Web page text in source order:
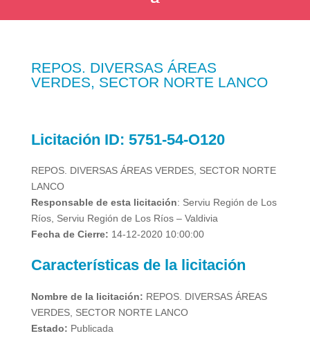
REPOS. DIVERSAS ÁREAS
VERDES, SECTOR NORTE LANCO
Licitación ID: 5751-54-O120
REPOS. DIVERSAS ÁREAS VERDES, SECTOR NORTE
LANCO
Responsable de esta licitación: Serviu Región de Los
Ríos, Serviu Región de Los Ríos – Valdivia
Fecha de Cierre: 14-12-2020 10:00:00
Características de la licitación
Nombre de la licitación: REPOS. DIVERSAS ÁREAS
VERDES, SECTOR NORTE LANCO
Estado: Publicada